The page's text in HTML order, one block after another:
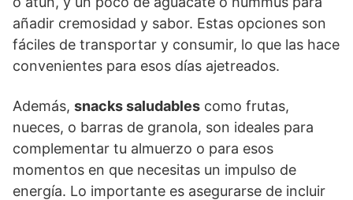
añadir cremosidad y sabor. Estas opciones son
fáciles de transportar y consumir, lo que las hace
convenientes para esos días ajetreados.
Además, snacks saludables como frutas,
nueces, o barras de granola, son ideales para
complementar tu almuerzo o para esos
momentos en que necesitas un impulso de
energía. Lo importante es asegurarse de incluir